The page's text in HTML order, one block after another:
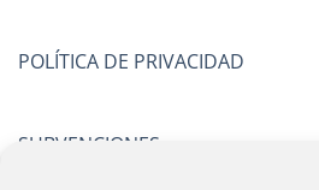
POLÍTICA DE PRIVACIDAD
SUBVENCIONES